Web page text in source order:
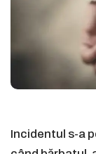
Incidentul s-a